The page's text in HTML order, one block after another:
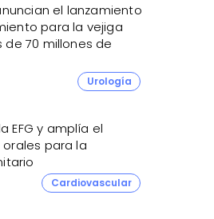
el lanzamiento
para la vejiga
70 millones de
Urología
EFG y amplía el
para la
Cardiovascular